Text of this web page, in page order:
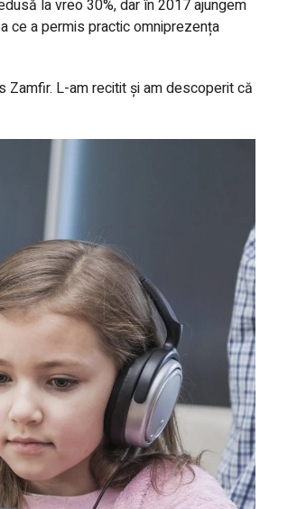
la vreo 30%, dar în 2017 ajungem
ce a permis practic omniprezența
Zamfir. L-am recitit și am descoperit că